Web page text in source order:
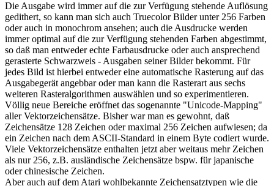
Die Ausgabe wird immer auf die zur Verfügung stehende Auflösung
gedithert, so kann man sich auch Truecolor Bilder unter 256 Farben
oder auch in monochrom ansehen; auch die Ausdrucke werden
immer optimal auf die zur Verfügung stehenden Farben abgestimmt,
so daß man entweder echte Farbausdrucke oder auch ansprechend
gerasterte Schwarzweis - Ausgaben seiner Bilder bekommt. Für
jedes Bild ist hierbei entweder eine automatische Rasterung auf das
Ausgabegerät angebbar oder man kann die Rasterart aus sechs
weiteren Rasteralgorithmen auswählen und so experimentieren.
Völlig neue Bereiche eröffnet das sogenannte "Unicode-Mapping"
aller Vektorzeichensätze. Bisher war man es gewohnt, daß
Zeichensätze 128 Zeichen oder maximal 256 Zeichen aufwiesen; da
ein Zeichen nach dem ASCII-Standard in einem Byte codiert wurde.
Viele Vektorzeichensätze enthalten jetzt aber weitaus mehr Zeichen
als nur 256, z.B. ausländische Zeichensätze bspw. für japanische
oder chinesische Zeichen.
Aber auch auf dem Atari wohlbekannte Zeichensatztypen wie die